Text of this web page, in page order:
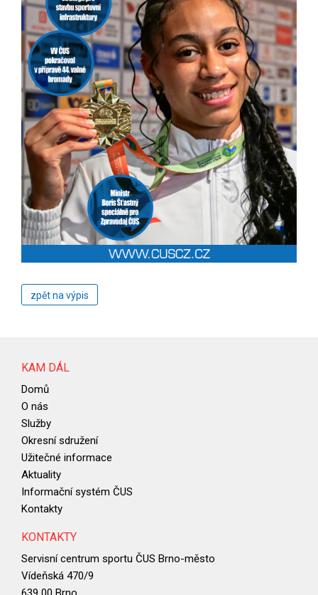
zpět na výpis
KAM DÁL
Domů
O nás
Služby
Okresní sdružení
Užitečné informace
Aktuality
Informační systém ČUS
Kontakty
KONTAKTY
Servisní centrum sportu ČUS Brno-město
Vídeňská 470/9